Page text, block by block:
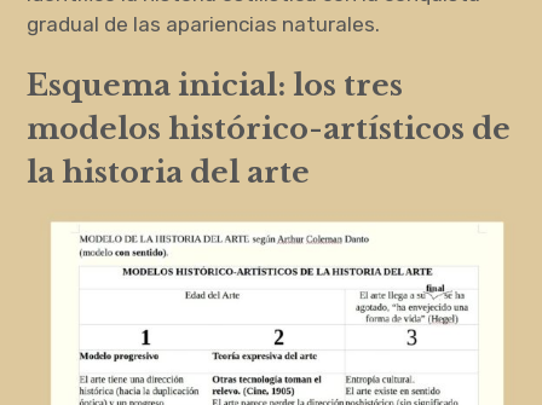
gradual de las apariencias naturales.
Esquema inicial: los tres
modelos histórico-artísticos de
la historia del arte